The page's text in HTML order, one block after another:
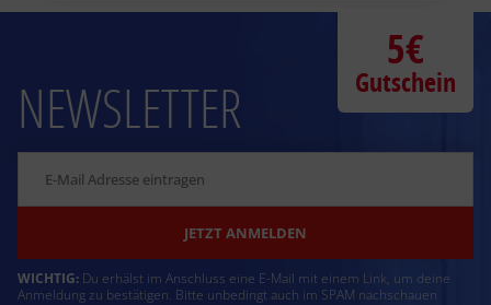
NEWSLETTER
JETZT ANMELDEN
WICHTIG: Du erhälst im Anschluss eine E-Mail mit einem Link, um deine
Anmeldung zu bestätigen. Bitte unbedingt auch im SPAM nachschauen
5€
Gutschein